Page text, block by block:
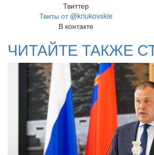
Твиттер
Твиты от @kriukovskie
В контакте
ЧИТАЙТЕ ТАКЖЕ